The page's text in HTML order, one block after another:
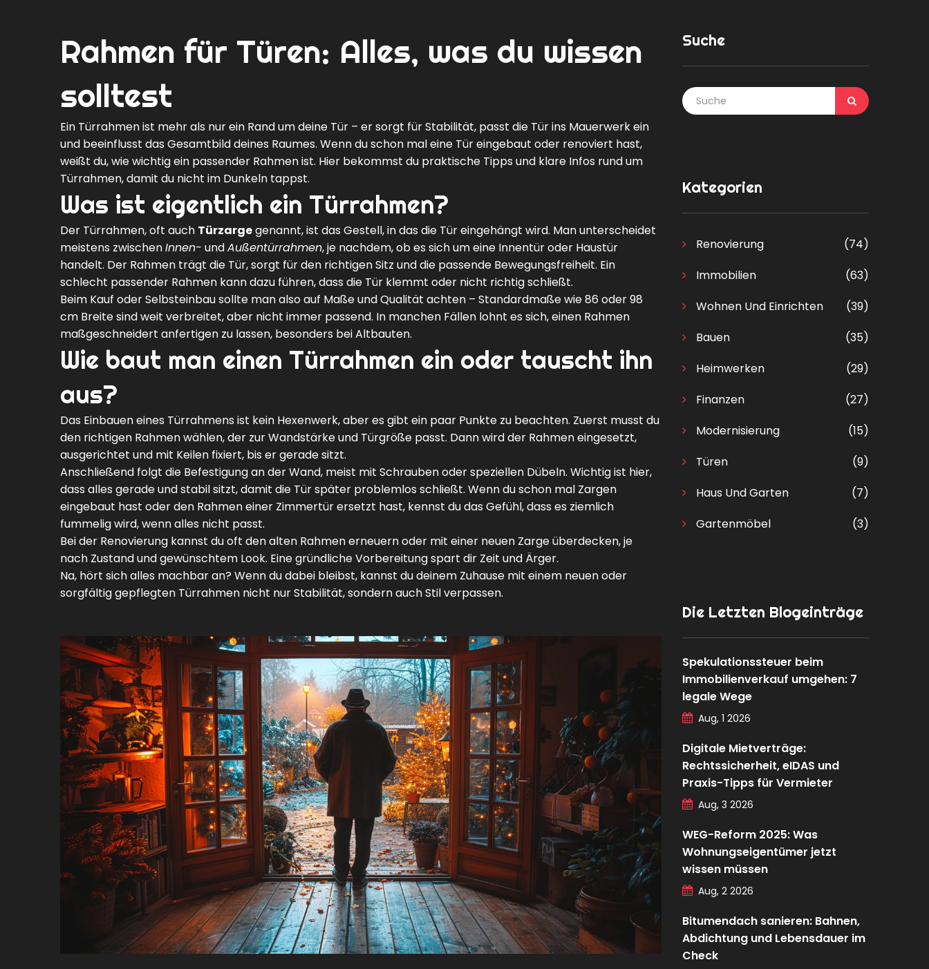
Rahmen für Türen: Alles, was du wissen
solltest
Ein Türrahmen ist mehr als nur ein Rand um deine Tür – er sorgt für Stabilität, passt die Tür ins Mauerwerk ein
und beeinflusst das Gesamtbild deines Raumes. Wenn du schon mal eine Tür eingebaut oder renoviert hast,
weißt du, wie wichtig ein passender Rahmen ist. Hier bekommst du praktische Tipps und klare Infos rund um
Türrahmen, damit du nicht im Dunkeln tappst.
Was ist eigentlich ein Türrahmen?
Der Türrahmen, oft auch Türzargegenannt, ist das Gestell, in das die Tür eingehängt wird. Man unterscheidet
meistens zwischenInnen- undAußentürrahmen, je nachdem, ob es sich um eine Innentür oder Haustür
handelt. Der Rahmen trägt die Tür, sorgt für den richtigen Sitz und die passende Bewegungsfreiheit. Ein
schlecht passender Rahmen kann dazu führen, dass die Tür klemmt oder nicht richtig schließt.
Beim Kauf oder Selbsteinbau sollte man also auf Maße und Qualität achten – Standardmaße wie 86 oder 98
cm Breite sind weit verbreitet, aber nicht immer passend. In manchen Fällen lohnt es sich, einen Rahmen
maßgeschneidert anfertigen zu lassen, besonders bei Altbauten.
Wie baut man einen Türrahmen ein oder tauscht ihn
aus?
Das Einbauen eines Türrahmens ist kein Hexenwerk, aber es gibt ein paar Punkte zu beachten. Zuerst musst du
den richtigen Rahmen wählen, der zur Wandstärke und Türgröße passt. Dann wird der Rahmen eingesetzt,
ausgerichtet und mit Keilen fixiert, bis er gerade sitzt.
Anschließend folgt die Befestigung an der Wand, meist mit Schrauben oder speziellen Dübeln. Wichtig ist hier,
dass alles gerade und stabil sitzt, damit die Tür später problemlos schließt. Wenn du schon mal Zargen
eingebaut hast oder den Rahmen einer Zimmertür ersetzt hast, kennst du das Gefühl, dass es ziemlich
fummelig wird, wenn alles nicht passt.
Bei der Renovierung kannst du oft den alten Rahmen erneuern oder mit einer neuen Zarge überdecken, je
nach Zustand und gewünschtem Look. Eine gründliche Vorbereitung spart dir Zeit und Ärger.
Na, hört sich alles machbar an? Wenn du dabei bleibst, kannst du deinem Zuhause mit einem neuen oder
sorgfältig gepflegten Türrahmen nicht nur Stabilität, sondern auch Stil verpassen.
Suche
Kategorien
Renovierung
(74)
Immobilien
(63)
Wohnen Und Einrichten
(39)
Bauen
(35)
Heimwerken
(29)
Finanzen
(27)
Modernisierung
(15)
Türen
(9)
Haus Und Garten
(7)
Gartenmöbel
(3)
Die Letzten Blogeinträge
Spekulationssteuer beim
Immobilienverkauf umgehen: 7
legale Wege
Aug, 1 2026
Digitale Mietverträge:
Rechtssicherheit, eIDAS und
Praxis-Tipps für Vermieter
Aug, 3 2026
WEG-Reform 2025: Was
Wohnungseigentümer jetzt
wissen müssen
Aug, 2 2026
Bitumendach sanieren: Bahnen,
Abdichtung und Lebensdauer im
Check